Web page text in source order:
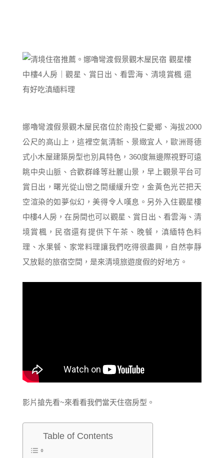
娜嚕彎渡假景觀木屋民宿位於南投仁愛鄉、海拔2000
公尺的高山上，這裡空氣清新、景緻宜人，歐洲哥德
式小木屋建築房型也別具特色，360度無邊際視野可遠
眺中央山脈、合歡群峰等壯麗山景，早上觀景平台可
賞日出，曙光從山巒之間緩緩升空，金黃色光芒把天
空渲染的如夢似幻，美得令人嘆息。另外入住觀星樓
中樓4人房，在房間也可以觀星、賞日出、看雲海、清
境賞楓，民宿還有提供下午茶、晚餐，滇緬特色料
理、水果餐、家常料理讓我們吃得很盡興，自然寧靜
又放鬆的旅宿空間，是來清境旅遊度假的好地方。
影片搶先看~來看看我們當天住宿房型。
Table of Contents